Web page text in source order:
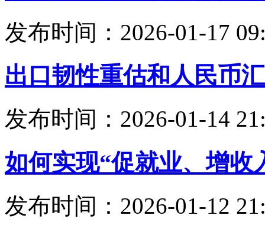
发布时间：2026-01-17
出口韧性重估和人民币
发布时间：2026-01-14
如何实现“促就业、增收
发布时间：2026-01-12